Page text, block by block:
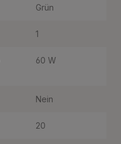
Grün
1
60 W
Nein
20